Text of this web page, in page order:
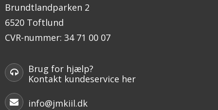
Brundtlandparken 2
6520 Toftlund
CVR-nummer: 34 71 00 07
Brug for hjælp?
Kontakt kundeservice her
info@jmkiil.dk